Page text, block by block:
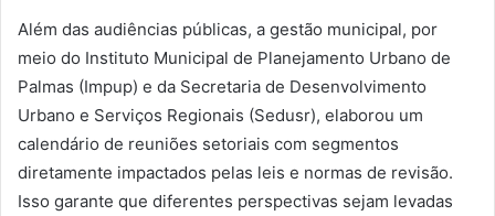
Além das audiências públicas, a gestão municipal, por
meio do Instituto Municipal de Planejamento Urbano de
Palmas (Impup) e da Secretaria de Desenvolvimento
Urbano e Serviços Regionais (Sedusr), elaborou um
calendário de reuniões setoriais com segmentos
diretamente impactados pelas leis e normas de revisão.
Isso garante que diferentes perspectivas sejam levadas